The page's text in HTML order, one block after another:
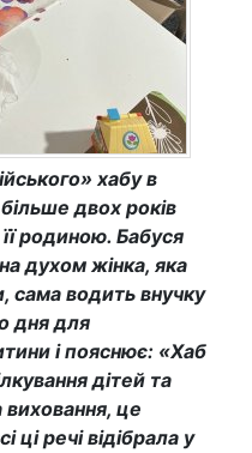
хабу в
двох років
родиною. Бабуся
духом жінка, яка
сама водить внучку
дня для
і пояснює: «Хаб
дітей та
це
ці речі відібрала у